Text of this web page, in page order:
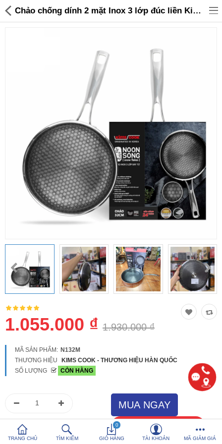
Đồ tiện ích
Đồ chơi trẻ em
Sản phẩm khác
Thương hiệu
So sánh Yêu thích (0)
Hotline: 0816 505 655
Tải App SanHangRe nhận Quà
TRANG CHỦ TÌM KIẾM
0
GIỎ HÀNG TÀI KHOẢN MÃ GIẢM GIÁ
Chảo chống dính 2 mặt Inox 3 lớp đúc liền Kimscook Noon Song 32cm đáy từ - 1,055,000 | Sanhangre
1.055.000 ₫ 1.930.000 ₫
MÃ SẢN PHẨM: N132M
THƯƠNG HIỆU
KIMS COOK - THƯƠNG HIỆU HÀN QUỐC
SỐ LƯỢNG
CÒN HÀNG